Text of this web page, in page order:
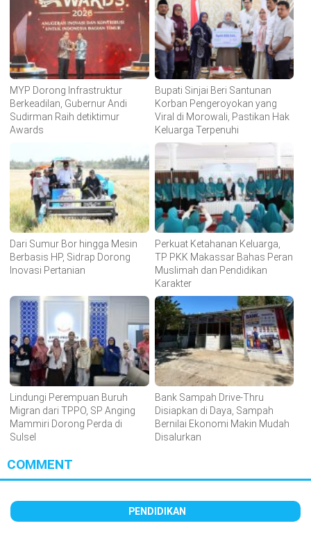
MYP Dorong Infrastruktur
Berkeadilan, Gubernur Andi
Sudirman Raih detiktimur
Awards
Bupati Sinjai Beri Santunan
Korban Pengeroyokan yang
Viral di Morowali, Pastikan Hak
Keluarga Terpenuhi
Dari Sumur Bor hingga Mesin
Berbasis HP, Sidrap Dorong
Inovasi Pertanian
Perkuat Ketahanan Keluarga,
TP PKK Makassar Bahas Peran
Muslimah dan Pendidikan
Karakter
Lindungi Perempuan Buruh
Migran dari TPPO, SP Anging
Mammiri Dorong Perda di
Sulsel
Bank Sampah Drive-Thru
Disiapkan di Daya, Sampah
Bernilai Ekonomi Makin Mudah
Disalurkan
COMMENT
PENDIDIKAN